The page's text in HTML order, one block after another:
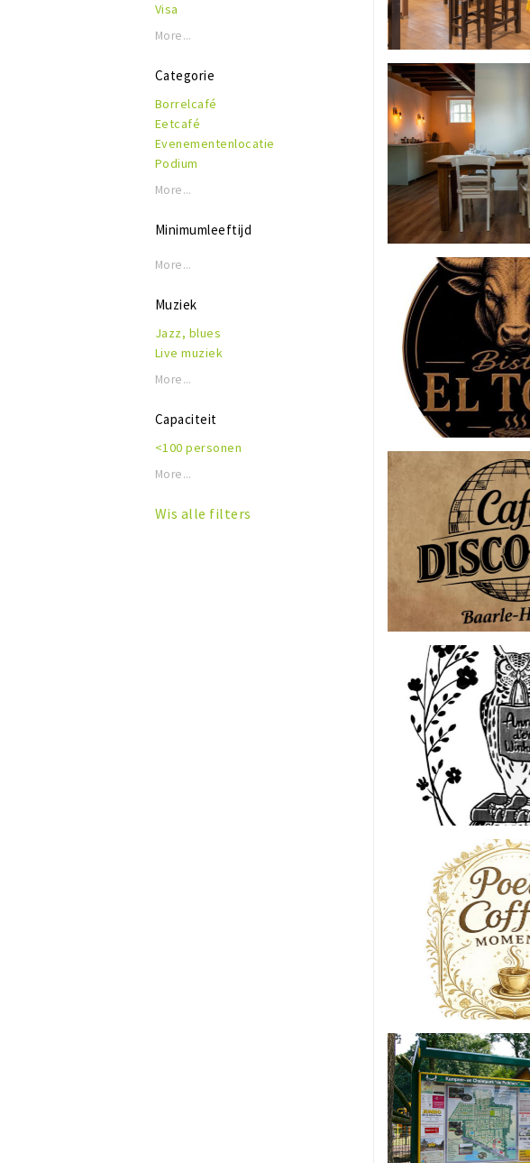
Visa
More...
Categorie
Borrelcafé
Eetcafé
Evenementenlocatie
Podium
More...
Minimumleeftijd
More...
Muziek
Jazz, blues
Live muziek
More...
Capaciteit
<100 personen
More...
Wis alle filters